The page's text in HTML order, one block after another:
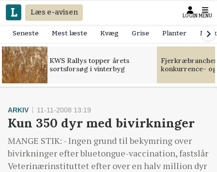
Læs e-avisen LOGIN MENU
Seneste Mest læste Kvæg Grise Planter
KWS Rallys topper årets
sortsforsøg i vinterbyg
konkurrence-
ARKIV 11-11-2008 13:19
Kun 350 dyr med bivirkninger
MANGE STIK: - Ingen grund til bekymring over
bivirkninger efter bluetongue-vaccination, fastslår
Veterinærinstituttet efter over en halv million dyr